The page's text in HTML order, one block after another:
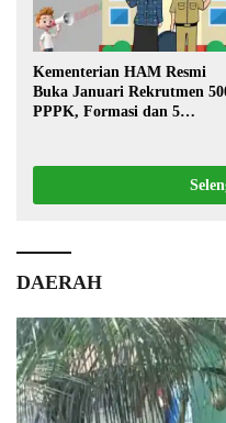
Kementerian HAM Resmi
Buka Januari Rekrutmen
PPPK, Formasi dan 5
DAERAH